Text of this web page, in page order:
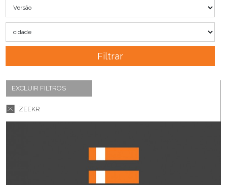
Filtrar
EXCLUIR FILTROS
ZEEKR